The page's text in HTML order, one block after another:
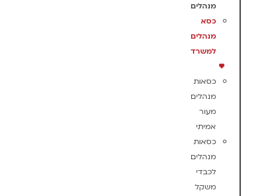
מנהלים
כסא
מנהלים
למשרד
כסאות
מנהלים
מעור
אמיתי
כסאות
מנהלים
לכבדי
משקל